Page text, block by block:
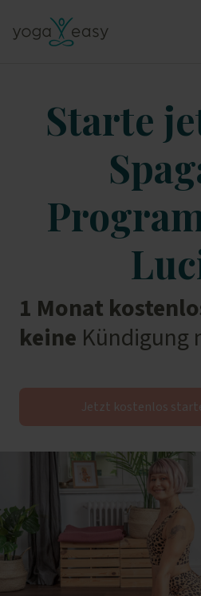
Starte
1 Monat
keine Kündigung
Jetzt kostenlos